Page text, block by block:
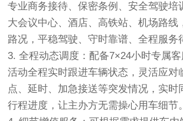
专业商务接待、保密条例、安全驾驶培
大会议中心、酒店、高铁站、机场路线
路况，平稳驾驶、守时靠谱、全程服务
3. 全程动态调度：配备7×24小时专属客
活动全程实时跟进车辆状态，灵活应对
点、延时、加急接送等突发情况，实时
行程进度，让主办方无需操心用车细节。